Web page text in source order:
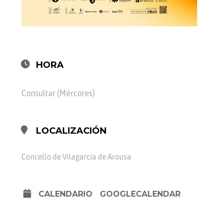
HORA
Consultar (Mércores)
LOCALIZACIÓN
Concello de Vilagarcía de Arousa
CALENDARIO GOOGLECALENDAR